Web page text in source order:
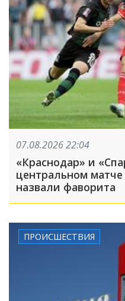
07.08.2026 22:04
«Краснодар» и
центральном матче
назвали фаворита
ПРОИСШЕСТВИЯ